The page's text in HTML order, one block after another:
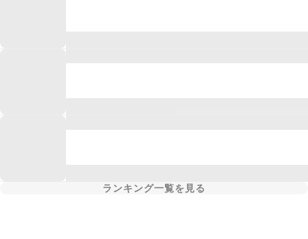
ランキング一覧を見る